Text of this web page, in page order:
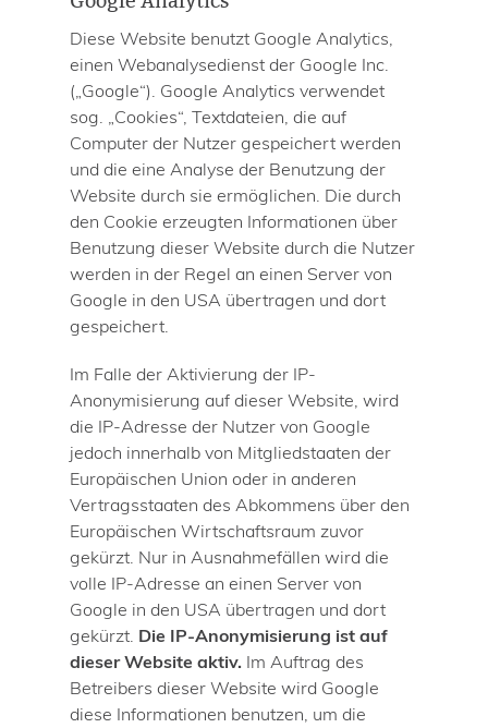
Diese Website benutzt Google Analytics,
einen Webanalysedienst der Google Inc.
(„Google“). Google Analytics verwendet
sog. „Cookies“, Textdateien, die auf
Computer der Nutzer gespeichert werden
und die eine Analyse der Benutzung der
Website durch sie ermöglichen. Die durch
den Cookie erzeugten Informationen über
Benutzung dieser Website durch die Nutzer
werden in der Regel an einen Server von
Google in den USA übertragen und dort
gespeichert.
Im Falle der Aktivierung der IP-
Anonymisierung auf dieser Website, wird
die IP-Adresse der Nutzer von Google
jedoch innerhalb von Mitgliedstaaten der
Europäischen Union oder in anderen
Vertragsstaaten des Abkommens über den
Europäischen Wirtschaftsraum zuvor
gekürzt. Nur in Ausnahmefällen wird die
volle IP-Adresse an einen Server von
Google in den USA übertragen und dort
gekürzt. Die IP-Anonymisierung ist auf
dieser Website aktiv. Im Auftrag des
Betreibers dieser Website wird Google
diese Informationen benutzen, um die